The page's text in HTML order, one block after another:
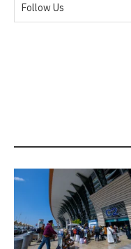
Follow Us